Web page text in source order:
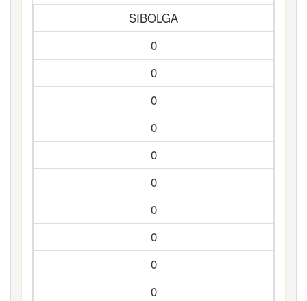
SIBOLGA
0
0
0
0
0
0
0
0
0
0